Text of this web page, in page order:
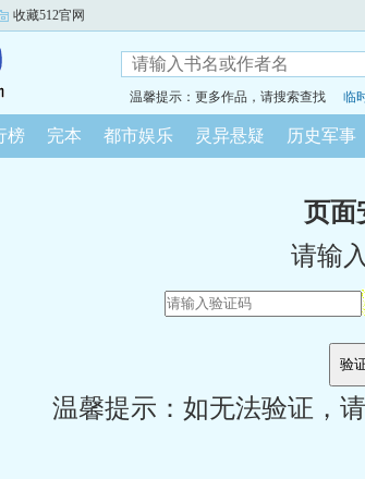
收藏512官网
温馨提示：更多作品，请搜索查找 临
榜 完本 都市娱乐 灵异悬疑 历史军事
页面
请输
温馨提示：如无法验证，